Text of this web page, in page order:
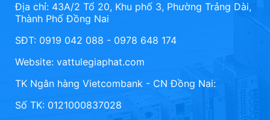
Địa chỉ: 43A/2 Tổ 20, Khu phố 3, Phường Trảng Dài,
Thành Phố Đồng Nai
SĐT: 0919 042 088 - 0978 648 174
Website: vattulegiaphat.com
TK Ngân hàng Vietcombank - CN Đồng Nai:
Số TK: 0121000837028